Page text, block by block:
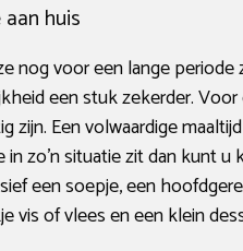
huis
nog voor een lange
een stuk zekerder.
zijn. Een volwaardige
zo’n situatie zit dan kunt
een soepje, een
vis of vlees en een klein